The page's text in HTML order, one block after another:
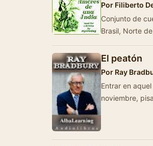
Por Filiberto
Conjunto de
Brasil, Norte
El peatón
Por Ray
Entrar en aquel